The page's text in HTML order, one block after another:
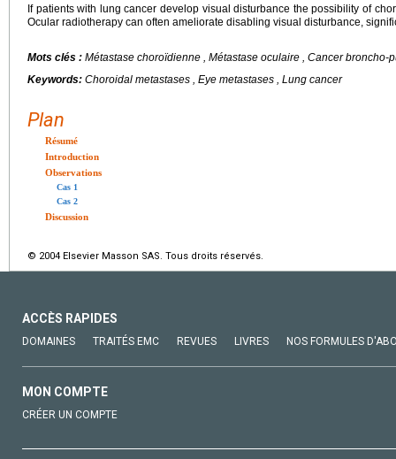
If patients with lung cancer develop visual disturbance the possibility of
Ocular radiotherapy can often ameliorate disabling visual disturbance,
Mots clés : Métastase choroïdienne , Métastase oculaire , Cancer broncho-
Keywords: Choroidal metastases , Eye metastases , Lung cancer
Plan
Résumé
Introduction
Observations
Cas 1
Cas 2
Discussion
© 2004 Elsevier Masson SAS. Tous droits réservés.
ACCÈS RAPIDES
DOMAINES TRAITÉS EMC REVUES LIVRES NOS FORMULES
MON COMPTE
CRÉER UN COMPTE